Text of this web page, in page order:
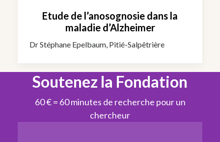
Etude de l’anosognosie dans la
maladie d’Alzheimer
Dr Stéphane Epelbaum, Pitié-Salpêtrière
Soutenez la Fondation
60 € = 60 minutes de recherche pour un
chercheur